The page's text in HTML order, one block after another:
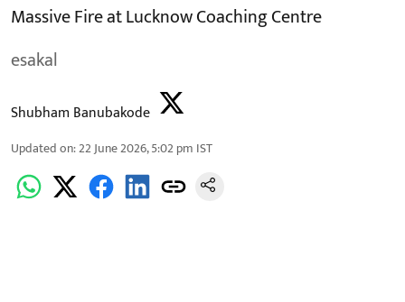
Massive Fire at Lucknow Coaching Centre
esakal
Shubham Banubakode
Updated on:22 June 2026, 5:02 pm IST